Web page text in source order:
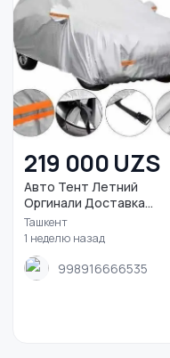
219 000 UZS
Авто Тент Летний
Оргинали Доставка
Беспл...
Ташкент
1 неделю назад
998916666535